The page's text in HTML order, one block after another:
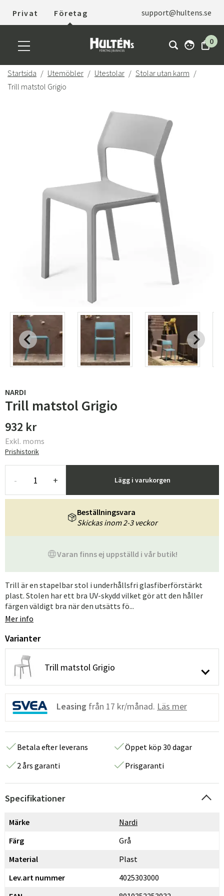
Privat Företag support@hultens.se
0
Startsida Utemöbler Utestolar
Stolar utan karm
Trill matstol Grigio
NARDI
Trill matstol Grigio
932 kr
Exkl. moms
Prishistorik
- + Lägg i varukorgen
Varan finns ej uppställd i vår butik!
Beställningsvara
Skickas inom 2-3 veckor
Trill är en stapelbar stol i underhållsfri glasfiberförstärkt
plast. Stolen har ett bra UV-skydd vilket gör att den håller
färgen väldigt bra när den utsätts fö...
Mer info
Varianter
Trill matstol Grigio
Leasing från 17 kr/månad. Läs mer
Betala efter leverans
Öppet köp 30 dagar
2 års garanti
Prisgaranti
Specifikationer
Märke
Nardi
Färg
Grå
Material
Plast
Lev.art nummer
4025303000